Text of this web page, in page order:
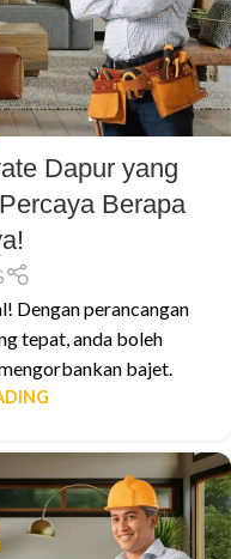
Dapur yang
Berapa
Dengan perancangan
tepat, anda boleh
bajet.